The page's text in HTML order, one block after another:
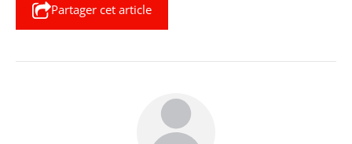
Partager cet article